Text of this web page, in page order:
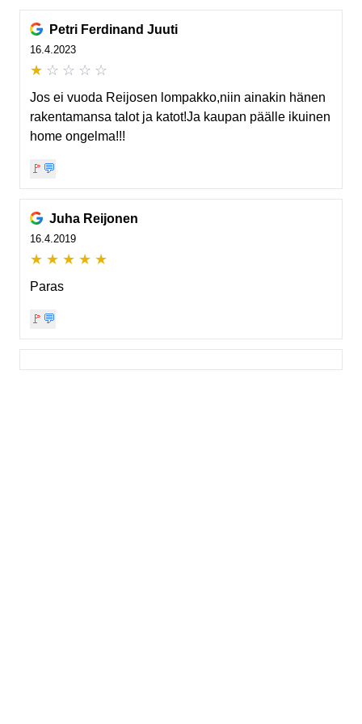
Petri Ferdinand Juuti
16.4.2023
★ ☆ ☆ ☆ ☆
Jos ei vuoda Reijosen lompakko,niin ainakin hänen
rakentamansa talot ja katot!Ja kaupan päälle ikuinen
home ongelma!!!
🚩 💬
Juha Reijonen
16.4.2019
★ ★ ★ ★ ★
Paras
🚩 💬